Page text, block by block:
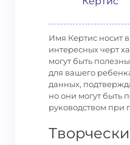
Имя Кертис носит
интересных черт
могут быть
для вашего
данных,
но они могут быть
руководством при